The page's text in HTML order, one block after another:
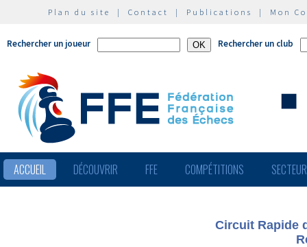
Plan du site | Contact | Publications | Mon
Rechercher un joueur Rechercher un club
ACCUEIL DÉCOUVRIR FFE COMPÉTITIONS
Circuit Rapide